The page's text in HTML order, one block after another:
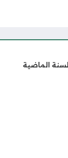
الماضية